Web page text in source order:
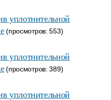
уплотнительной
(просмотров: 553)
уплотнительной
(просмотров: 389)
уплотнительной